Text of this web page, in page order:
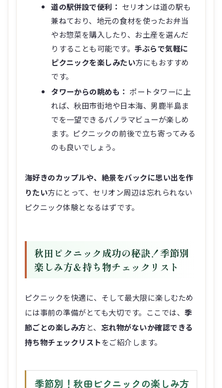
道の駅併設で便利： セリオンは道の駅も
兼ねており、地元の食材を使ったお弁当
やお惣菜を購入したり、お土産を選んだ
りすることも可能です。 手ぶらで気軽に
ピクニックを楽しみたい方にもおすすめ
です。
タワーからの眺めも： ポートタワーに上
れば、秋田市街地や日本海、男鹿半島ま
でを一望できるパノラマビューが楽しめ
ます。ピクニックの前後で立ち寄ってみる
のも良いでしょう。
海好きのカップルや、絶景をバックに思い出を作
りたい方にとって、セリオン周辺は忘れられない
ピクニック体験となるはずです。
秋田ピクニック成功の秘訣！季節別
楽しみ方＆持ち物チェックリスト
ピクニックを快適に、そして最大限に楽しむため
には事前の準備がとても大切です。ここでは、 季
節ごとの楽しみ方と、 忘れ物がないか確認できる
持ち物チェックリストをご紹介します。
季節別！秋田ピクニックの楽しみ方